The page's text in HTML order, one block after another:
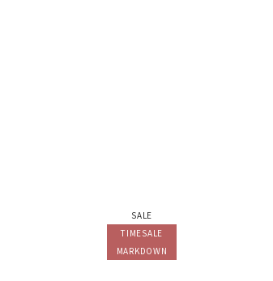
SALE
TIMESALE
MARKDOWN